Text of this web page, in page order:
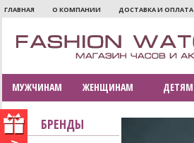
ГЛАВНАЯ О КОМПАНИИ ДОСТАВКА И ОПЛАТА
МУЖЧИНАМ ЖЕНЩИНАМ ДЕТЯМ
БРЕНДЫ